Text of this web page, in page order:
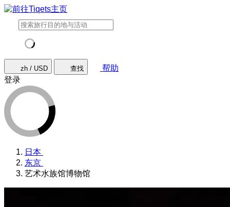
zh / USD 查找
帮助
登录
日本
东京
艺术水族馆博物馆